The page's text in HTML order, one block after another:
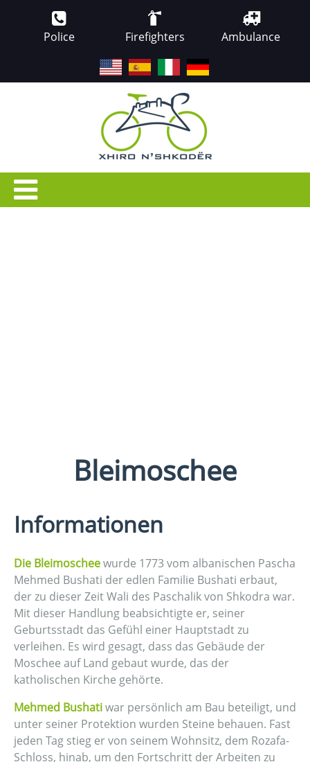
Police Firefighters Ambulance
Bleimoschee
Informationen
Die Bleimoscheewurde 1773 vom albanischen Pascha
Mehmed Bushati der edlen Familie Bushati erbaut,
der zu dieser Zeit Wali des Paschalik von Shkodra war.
Mit dieser Handlung beabsichtigte er, seiner
Geburtsstadt das Gefühl einer Hauptstadt zu
verleihen. Es wird gesagt, dass das Gebäude der
Moschee auf Land gebaut wurde, das der
katholischen Kirche gehörte.
Mehmed Bushatiwar persönlich am Bau beteiligt, und
unter seiner Protektion wurden Steine behauen. Fast
jeden Tag stieg er von seinem Wohnsitz, dem Rozafa-
Schloss, hinab, um den Fortschritt der Arbeiten zu